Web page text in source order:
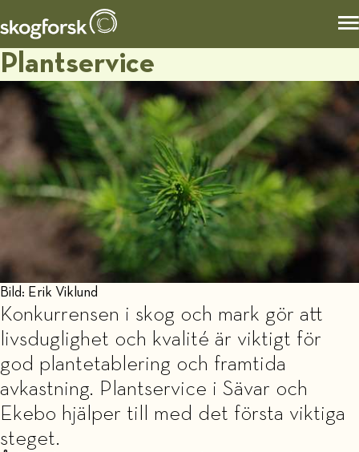
Plantservice
Bild: Erik Viklund
Konkurrensen i skog och mark gör att
livsduglighet och kvalité är viktigt för
god plantetablering och framtida
avkastning. Plantservice i Sävar och
Ekebo hjälper till med det första viktiga
steget.